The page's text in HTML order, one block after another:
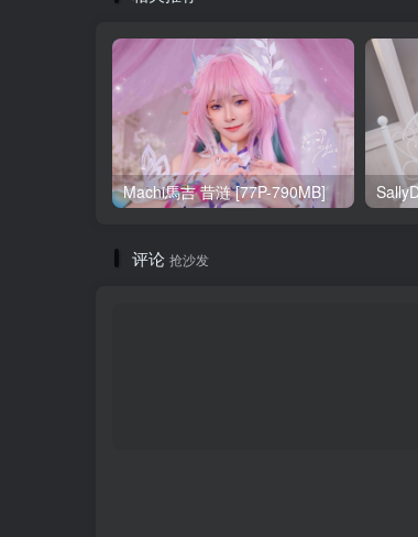
Machi馬吉 昔涟 [77P-790MB]
评论 抢沙发